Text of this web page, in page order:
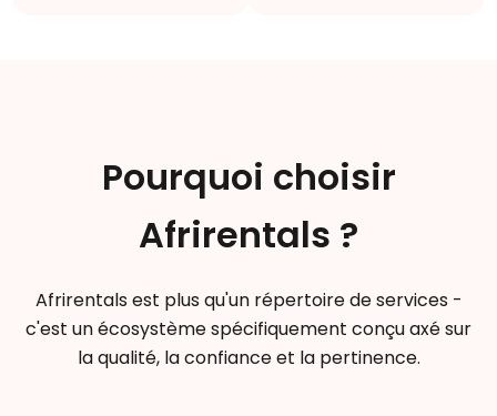
Pourquoi choisir
Afrirentals ?
Afrirentals est plus qu'un répertoire de services -
c'est un écosystème spécifiquement conçu axé sur
la qualité, la confiance et la pertinence.